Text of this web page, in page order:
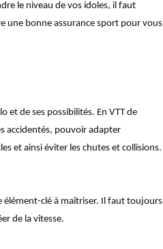
le niveau de vos idoles, il faut
une bonne assurance sport pour vous
et de ses possibilités. En VTT de
accidentés, pouvoir adapter
et ainsi éviter les chutes et collisions.
élément-clé à maîtriser. Il faut toujours
de la vitesse.